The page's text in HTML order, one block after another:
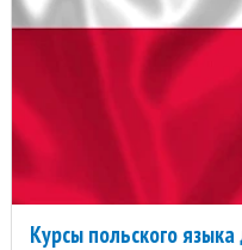
Курсы польского